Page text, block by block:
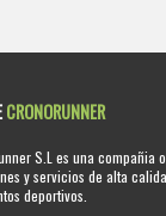
CRONORUNNER
S.L es una compañia
y servicios de alta
deportivos.